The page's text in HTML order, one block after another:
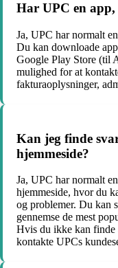
Har UPC en
Ja, UPC har normalt
Du kan downloade
Google Play Store (til
mulighed for at
fakturaoplysninger,
Kan jeg finde
hjemmeside?
Ja, UPC har normalt
hjemmeside, hvor du
og problemer. Du kan
gennemse de mest
Hvis du ikke kan finde
kontakte UPCs